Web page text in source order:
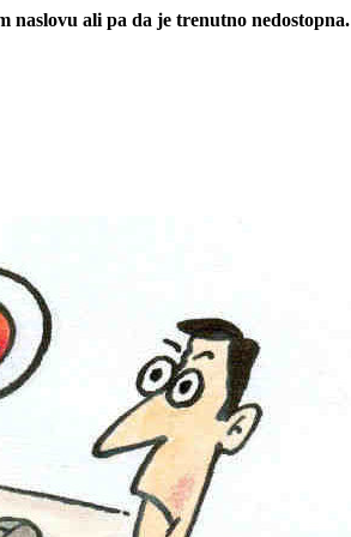
naslovu ali pa da je trenutno nedostopna.